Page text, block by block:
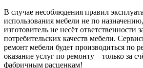
В случае несоблюдения правил
использования мебели не по
изготовитель не несёт ответственности
потребительских качеств мебели.
ремонт мебели будет производиться по
оказание услуг по ремонту – только за
фабричным расценкам!